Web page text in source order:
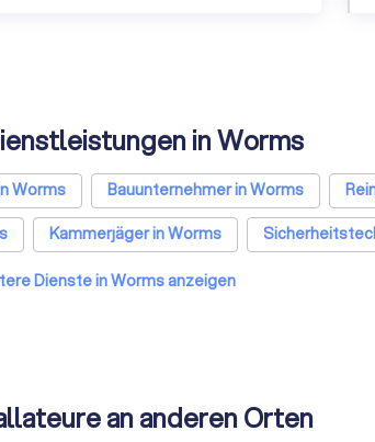
in Worms
Worms Bauunternehmer in Worms
Kammerjäger in Worms
Fensterbauer in Worms Bodenleger in Worms
Dienste in Worms anzeigen
an anderen Orten